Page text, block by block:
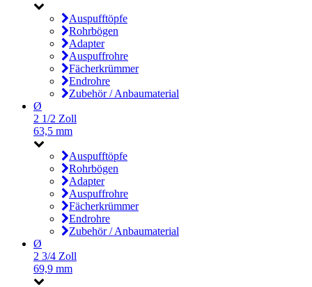
Auspufftöpfe
Rohrbögen
Adapter
Auspuffrohre
Fächerkrümmer
Endrohre
Zubehör / Anbaumaterial
Ø
2 1/2 Zoll
63,5 mm
Auspufftöpfe
Rohrbögen
Adapter
Auspuffrohre
Fächerkrümmer
Endrohre
Zubehör / Anbaumaterial
Ø
2 3/4 Zoll
69,9 mm